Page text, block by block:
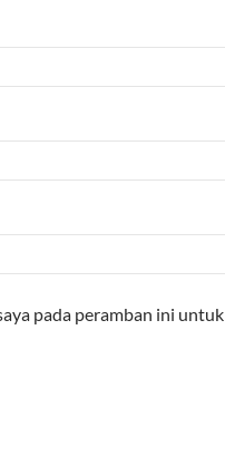
pada peramban ini untuk